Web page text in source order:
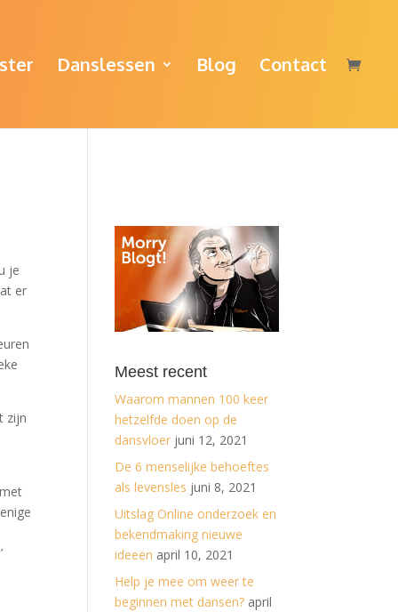
Danslessen Blog Contact
je
er
zijn
Meest recent
Waarom mannen 100 keer
hetzelfde doen op de
dansvloer juni 12, 2021
De 6 menselijke behoeftes
als levensles juni 8, 2021
Uitslag Online onderzoek en
bekendmaking nieuwe
ideeën april 10, 2021
Help je mee om weer te
beginnen met dansen? april